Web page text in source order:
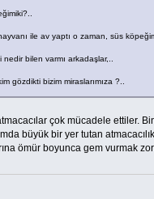
ile av yaptı o zaman, süs
bilen varmı arkadaşlar,..
gözdikti bizim miraslarımıza ?..
çok mücadele ettiler.
büyük bir yer tutan
ömür boyunca gem vurmak